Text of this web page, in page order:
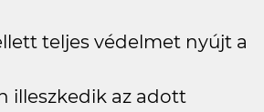
teljes védelmet nyújt a
illeszkedik az adott